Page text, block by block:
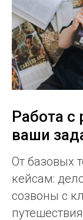
Работа
ваши
От базовых
кейсам:
созвоны с